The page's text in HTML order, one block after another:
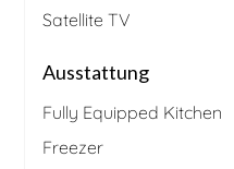
Satellite TV
Ausstattung
Fully Equipped Kitchen
Freezer